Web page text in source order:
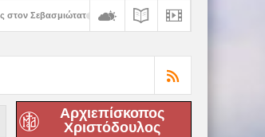
Δημητριάδος Ιγνάτιος: «Ο Χριστός μάς έδειξε το
Αρχιεπίσκοπος
Χριστόδουλος